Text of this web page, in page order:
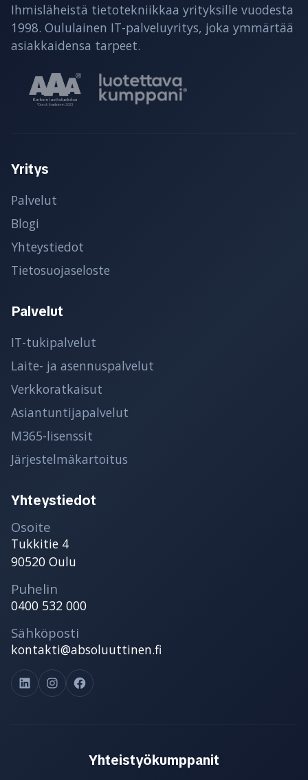
Ihmisläheistä tietotekniikkaa yrityksille vuodesta
1998. Oululainen IT-palveluyritys, joka ymmärtää
asiakkaidensa tarpeet.
Yritys
Palvelut
Blogi
Yhteystiedot
Tietosuojaseloste
Palvelut
IT-tukipalvelut
Laite- ja asennuspalvelut
Verkkoratkaisut
Asiantuntijapalvelut
M365-lisenssit
Järjestelmäkartoitus
Yhteystiedot
Osoite
Tukkitie 4
90520 Oulu
Puhelin
0400 532 000
Sähköposti
kontakti@absoluuttinen.fi
LinkedIn
Instagram
Facebook
Yhteistyökumppanit